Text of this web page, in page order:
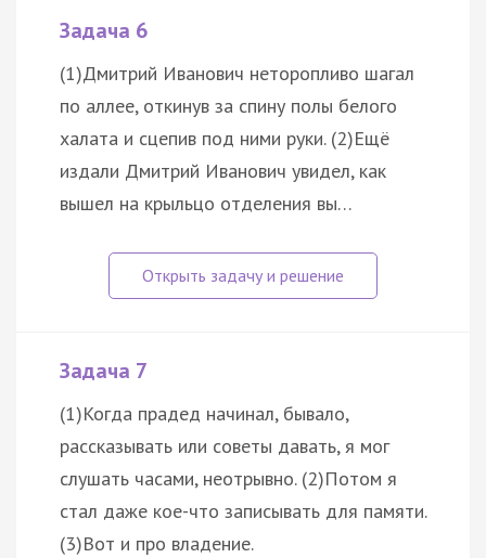
Задача 6
(1)Дмитрий Иванович неторопливо шагал
по аллее, откинув за спину полы белого
халата и сцепив под ними руки. (2)Ещё
издали Дмитрий Иванович увидел, как
вышел на крыльцо отделения вы…
Задача 7
(1)Когда прадед начинал, бывало,
рассказывать или советы давать, я мог
слушать часами, неотрывно. (2)Потом я
стал даже кое-что записывать для памяти.
(3)Вот и про владение.